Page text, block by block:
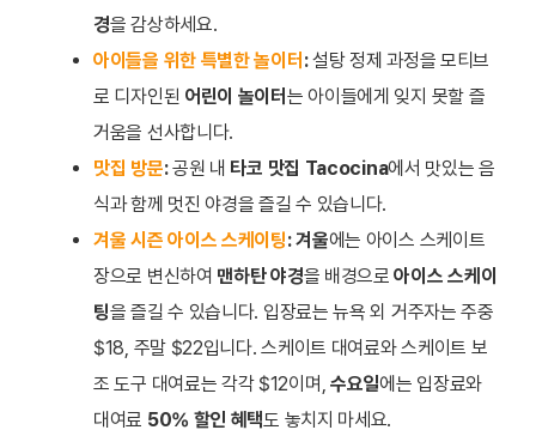
경을 감상하세요.
아이들을 위한 특별한 놀이터 :설탕 정제 과정을 모티브
로 디자인된 어린이 놀이터 는 아이들에게 잊지 못할 즐
거움을 선사합니다.
맛집 방문:공원 내 타코 맛집 Tacocina에서 맛있는 음
식과 함께 멋진 야경을 즐길 수 있습니다.
겨울 시즌 아이스 스케이팅:겨울에는 아이스 스케이트
장으로 변신하여 맨하탄 야경을 배경으로아이스 스케이
팅을 즐길 수 있습니다. 입장료는 뉴욕 외 거주자는 주중
$18, 주말 $22입니다. 스케이트 대여료와 스케이트 보
조 도구 대여료는 각각 $12이며, 수요일에는 입장료와
대여료 50% 할인 혜택도 놓치지 마세요.